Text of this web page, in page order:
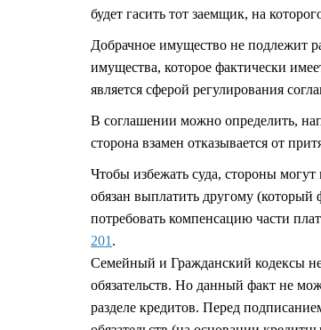
будет гасить тот заемщик, на
Добрачное имущество не подлежит
имущества, которое фактически
является сферой регулирования
В соглашении можно определить,
сторона взамен отказывается от
Чтобы избежать суда, стороны
обязан выплатить другому
потребовать компенсацию части
201 .
Семейный и Гражданский кодексы
обязательств. Но данный факт не
разделе кредитов. Перед